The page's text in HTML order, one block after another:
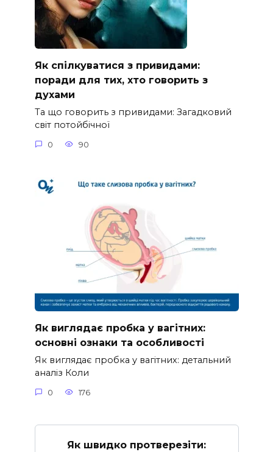
Як спілкуватися з привидами:
поради для тих, хто говорить з
духами
Та що говорить з привидами: Загадковий
світ потойбічної
0 90
Як виглядає пробка у вагітних:
основні ознаки та особливості
Як виглядає пробка у вагітних: детальний
аналіз Коли
0 176
Як швидко протверезіти: